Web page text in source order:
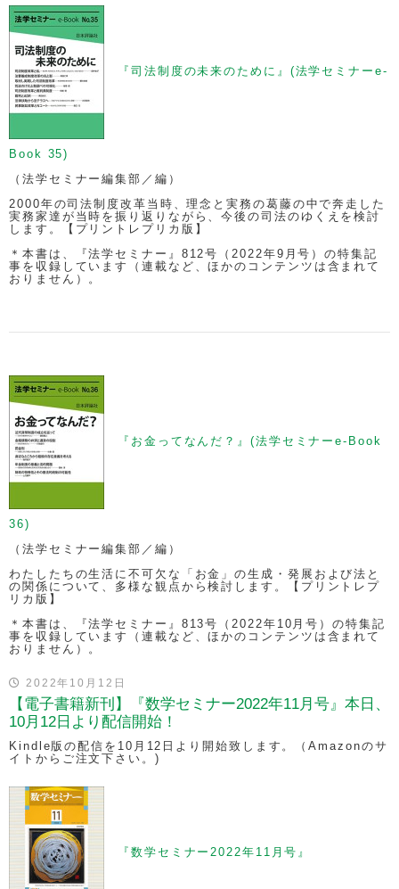
『司法制度の未来のために』(法学セミナーe-
Book 35)
（法学セミナー編集部／編）
2000年の司法制度改革当時、理念と実務の葛藤の中で奔走した
実務家達が当時を振り返りながら、今後の司法のゆくえを検討
します。【プリントレプリカ版】
＊本書は、『法学セミナー』812号（2022年9月号）の特集記
事を収録しています（連載など、ほかのコンテンツは含まれて
おりません）。
『お金ってなんだ？』(法学セミナーe-Book
36)
（法学セミナー編集部／編）
わたしたちの生活に不可欠な「お金」の生成・発展および法と
の関係について、多様な観点から検討します。【プリントレプ
リカ版】
＊本書は、『法学セミナー』813号（2022年10月号）の特集記
事を収録しています（連載など、ほかのコンテンツは含まれて
おりません）。
2022年10月12日
【電子書籍新刊】『数学セミナー2022年11月号』本日、
10月12日より配信開始！
Kindle版の配信を10月12日より開始致します。（Amazonのサ
イトからご注文下さい。)
『数学セミナー2022年11月号』